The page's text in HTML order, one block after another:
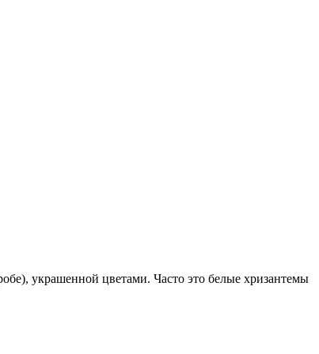
украшенной цветами. Часто это белые хризантемы